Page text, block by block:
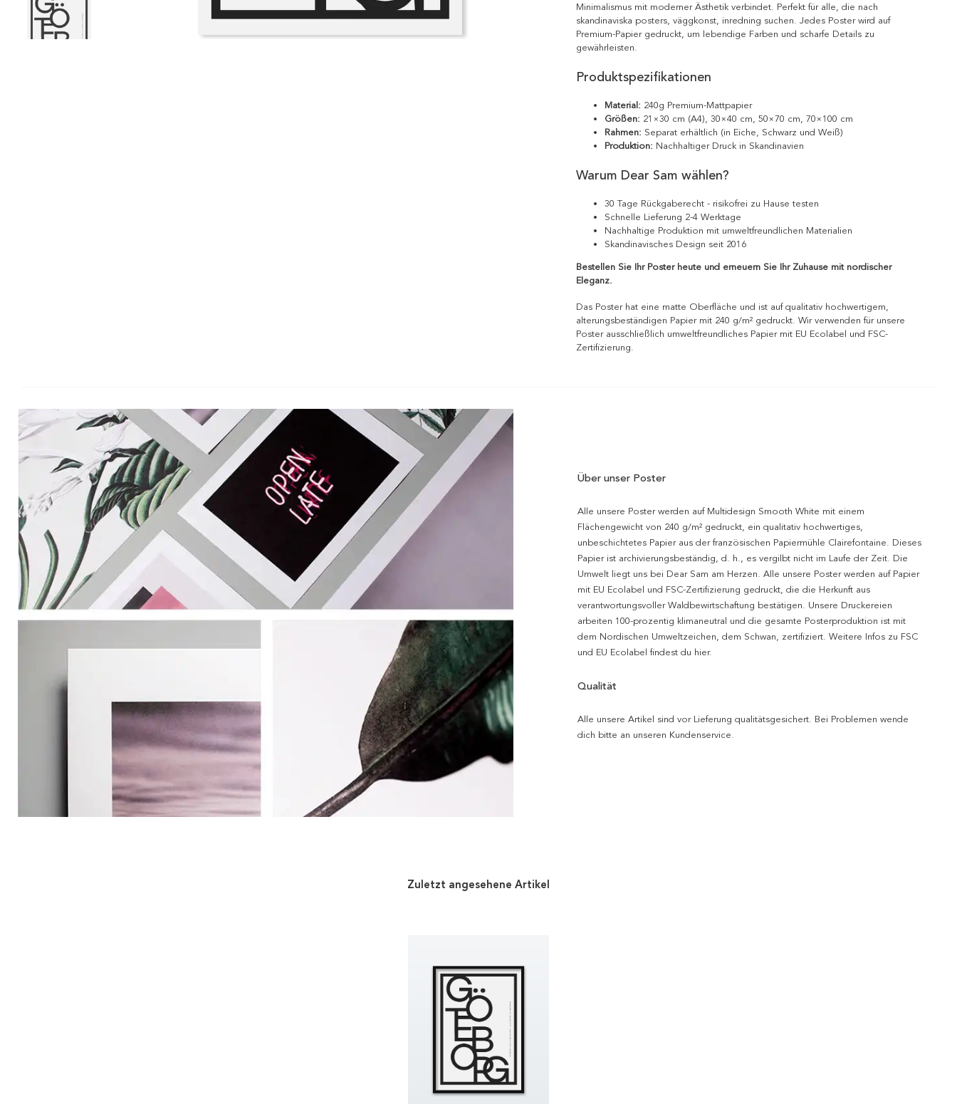
Minimalismus mit moderner Ästhetik verbindet. Perfekt für alle, die nach
skandinaviska posters, väggkonst, inredning suchen. Jedes Poster wird auf
Premium-Papier gedruckt, um lebendige Farben und scharfe Details zu
gewährleisten.
Produktspezifikationen
Material: 240g Premium-Mattpapier
Größen: 21×30 cm (A4), 30×40 cm, 50×70 cm, 70×100 cm
Rahmen: Separat erhältlich (in Eiche, Schwarz und Weiß)
Produktion: Nachhaltiger Druck in Skandinavien
Warum Dear Sam wählen?
30 Tage Rückgaberecht - risikofrei zu Hause testen
Schnelle Lieferung 2-4 Werktage
Nachhaltige Produktion mit umweltfreundlichen Materialien
Skandinavisches Design seit 2016
Bestellen Sie Ihr Poster heute und erneuern Sie Ihr Zuhause mit nordischer
Eleganz.
Das Poster hat eine matte Oberfläche und ist auf qualitativ hochwertigem,
alterungsbeständigen Papier mit 240 g/m² gedruckt. Wir verwenden für unsere
Poster ausschließlich umweltfreundliches Papier mit EU Ecolabel und FSC-
Zertifizierung.
Über unser Poster
Alle unsere Poster werden auf Multidesign Smooth White mit einem
Flächengewicht von 240 g/m² gedruckt, ein qualitativ hochwertiges,
unbeschichtetes Papier aus der französischen Papiermühle Clairefontaine. Dieses
Papier ist archivierungsbeständig, d. h., es vergilbt nicht im Laufe der Zeit. Die
Umwelt liegt uns bei Dear Sam am Herzen. Alle unsere Poster werden auf Papier
mit EU Ecolabel und FSC-Zertifizierung gedruckt, die die Herkunft aus
verantwortungsvoller Waldbewirtschaftung bestätigen. Unsere Druckereien
arbeiten 100-prozentig klimaneutral und die gesamte Posterproduktion ist mit
dem Nordischen Umweltzeichen, dem Schwan, zertifiziert. Weitere Infos zu FSC
und EU Ecolabel findest du hier.
Qualität
Alle unsere Artikel sind vor Lieferung qualitätsgesichert. Bei Problemen wende
dich bitte an unseren Kundenservice.
Zuletzt angesehene Artikel